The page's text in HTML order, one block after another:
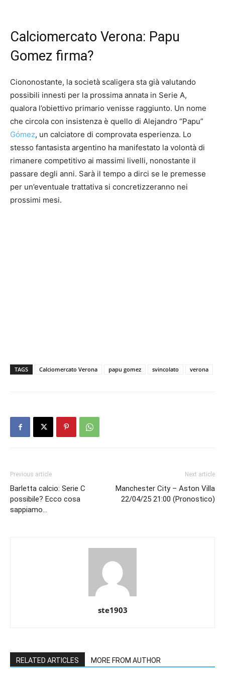
Calciomercato Verona: Papu
Gomez firma?
Ciononostante, la società scaligera sta già valutando
possibili innesti per la prossima annata in Serie A,
qualora l’obiettivo primario venisse raggiunto. Un nome
che circola con insistenza è quello di Alejandro “Papu”
Gómez, un calciatore di comprovata esperienza. Lo
stesso fantasista argentino ha manifestato la volontà di
rimanere competitivo ai massimi livelli, nonostante il
passare degli anni. Sarà il tempo a dirci se le premesse
per un’eventuale trattativa si concretizzeranno nei
prossimi mesi.
TAGS Calciomercato Verona papu gomez svincolato verona
Previous article
Barletta calcio: Serie C
possibile? Ecco cosa
sappiamo…
Next article
Manchester City – Aston Villa
22/04/25 21:00 (Pronostico)
ste1903
RELATED ARTICLES MORE FROM AUTHOR